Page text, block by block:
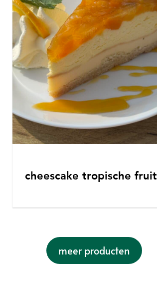
cheescake tropische fruit
meer producten